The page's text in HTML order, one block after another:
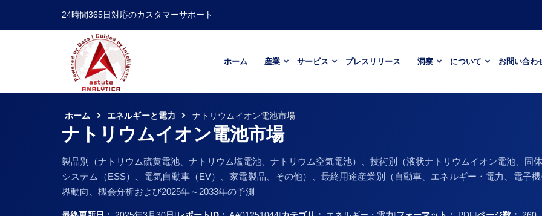
24時間365日対応のカスタマーサポート
ホーム 産業 サービス プレスリリース 洞察 について お問い合わ
ホーム エネルギーと電力 ナトリウムイオン電池市場
ナトリウムイオン電池市場
製品別（ナトリウム硫黄電池、ナトリウム塩電池、ナトリウム空気電池）、技術別（液状ナトリウムイオン電池、固
システム（ESS）、電気自動車（EV）、家電製品、その他）、最終用途産業別（自動車、エネルギー・電力、電子
界動向、機会分析および2025年～2033年の予測